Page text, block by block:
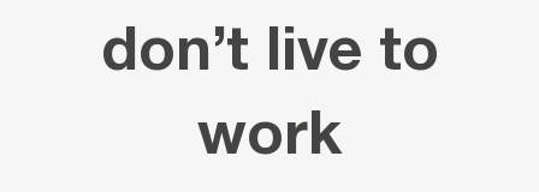
don’t live to
work